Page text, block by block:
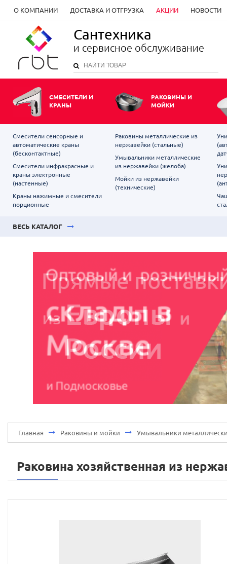
О КОМПАНИИ ДОСТАВКА И ОТГРУЗКА АКЦИИ НОВОСТИ
Сантехника
и сервисное обслуживание
СМЕСИТЕЛИ И
КРАНЫ
РАКОВИНЫ И
МОЙКИ
Смесители сенсорные и
автоматические краны
(бесконтактные)
Смесители инфракрасные и
краны электронные
(настенные)
Краны нажимные и смесители
порционные
Раковины металлические из
нержавейки (стальные)
Умывальники металлические
из нержавейки (желоба)
Мойки из нержавейки
(технические)
ВЕСЬ КАТАЛОГ
Главная Раковины и мойки Умывальники
Раковина хозяйственная из